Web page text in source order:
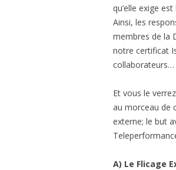
qu’elle exige
Ainsi, les
membres de la
notre certificat
collaborateurs…
Et vous le
au morceau de
externe; le but
A) Le Flicage